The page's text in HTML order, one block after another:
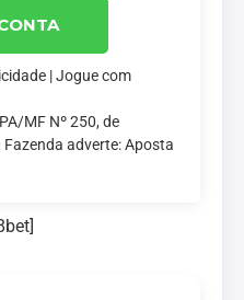
| Jogue com
MF Nº 250, de
adverte: Aposta